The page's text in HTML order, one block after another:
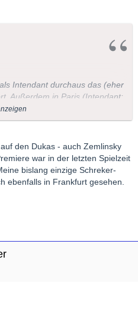
Intendant durchaus das (eher
Außerdem in Paris (Intendant:
Anna Viebrock - eine
Zudem gab's das Stück
Claus Guth - nicht gerade ein
den Dukas - auch Zemlinsky
war in der letzten Spielzeit
bislang einzige Schreker-
ebenfalls in Frankfurt gesehen.